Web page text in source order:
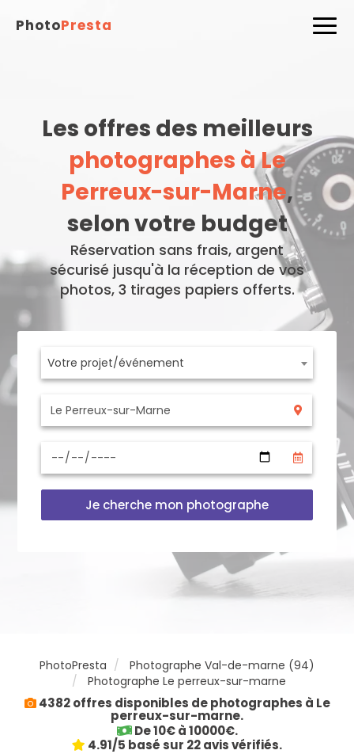
PhotoPresta
Les offres des meilleurs
photographes à Le
Perreux-sur-Marne,
selon votre budget
Réservation sans frais, argent
sécurisé jusqu'à la réception de vos
photos, 3 tirages papiers offerts.
Votre projet/événement
Je cherche mon photographe
PhotoPresta
Photographe Val-de-marne (94)
Photographe Le perreux-sur-marne
4382 offres disponibles de photographes à Le
perreux-sur-marne.
De 10€ à 10000€.
4.91/5 basé sur 22 avis vérifiés.